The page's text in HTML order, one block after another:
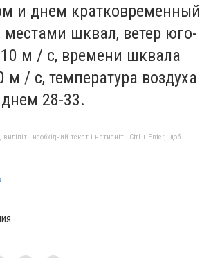
и днем ​​кратковременный
местами шквал, ветер юго-
м / с, времени шквала
/ с, температура воздуха
28-33.
необхідний текст і натисніть Ctrl + Enter, щоб